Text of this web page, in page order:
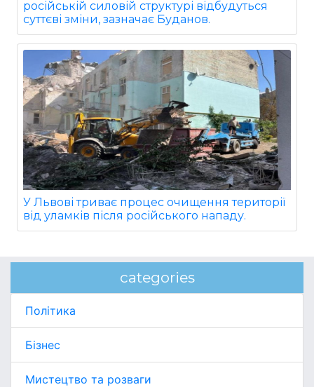
російській силовій структурі відбудуться
суттєві зміни, зазначає Буданов.
У Львові триває процес очищення території
від уламків після російського нападу.
categories
Політика
Бізнес
Мистецтво та розваги